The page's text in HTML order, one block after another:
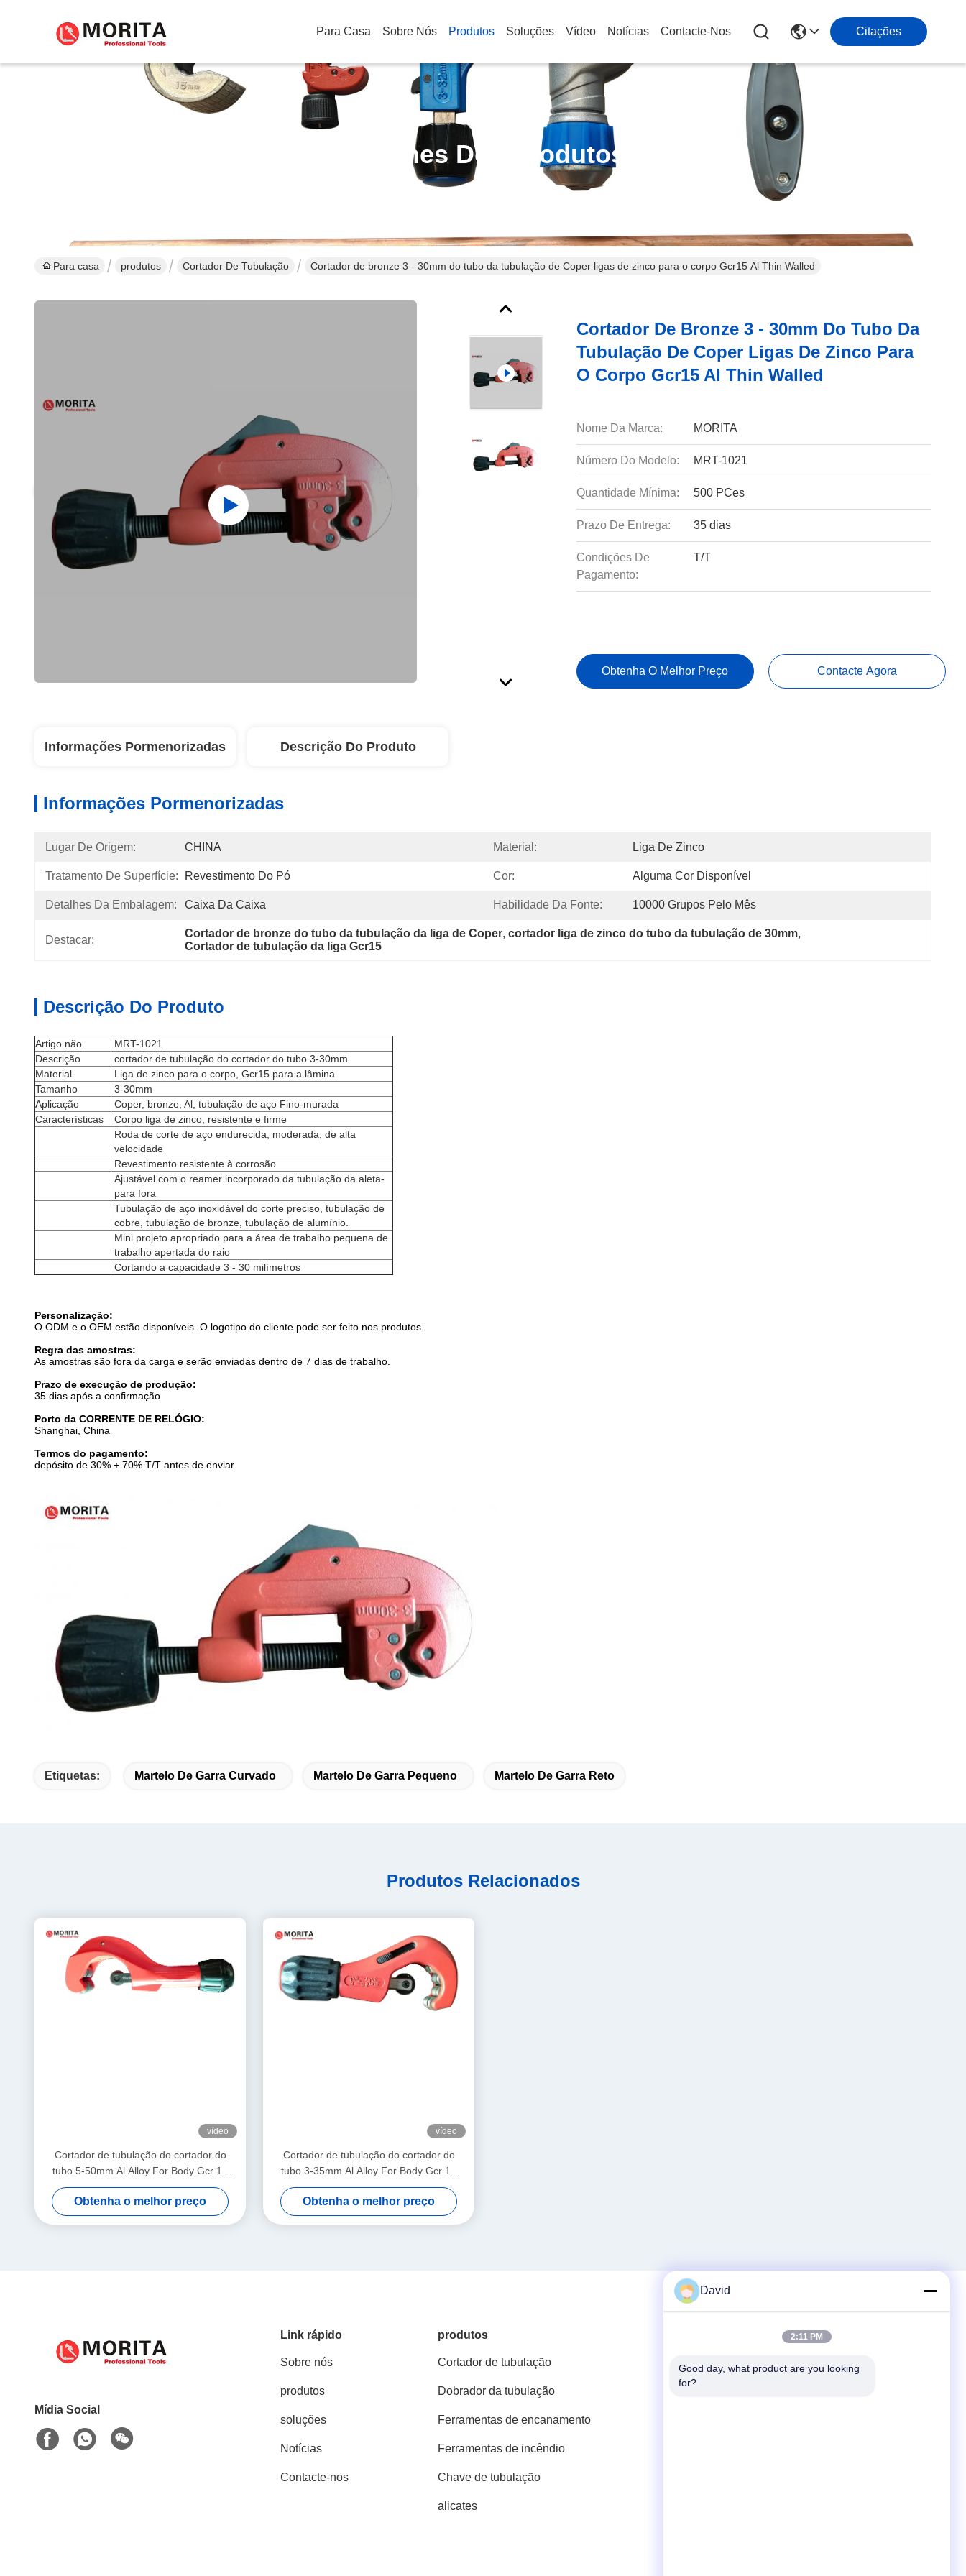
Para Casa Sobre Nós Produtos Soluções Vídeo Notícias Contacte-Nos Citações
Detalhes Dos Produtos
Para casa produtos Cortador De Tubulação Cortador de bronze 3 - 30mm do tubo da tubulação de Coper ligas de zinco para o corpo Gcr15 Al Thin Walled
Cortador De Bronze 3 - 30mm Do Tubo Da
Tubulação De Coper Ligas De Zinco Para
O Corpo Gcr15 Al Thin Walled
Nome Da Marca: MORITA
Número Do Modelo: MRT-1021
Quantidade Mínima: 500 PCes
Prazo De Entrega: 35 dias
Condições De
Pagamento:
T/T
Obtenha O Melhor Preço Contacte Agora
Informações Pormenorizadas Descrição Do Produto
Informações Pormenorizadas
Lugar De Origem: CHINA Material: Liga De Zinco
Tratamento De Superfície: Revestimento Do Pó Cor: Alguma Cor Disponível
Detalhes Da Embalagem: Caixa Da Caixa Habilidade Da Fonte: 10000 Grupos Pelo Mês
Destacar:
Cortador de bronze do tubo da tubulação da liga de Coper, cortador liga de zinco do tubo da tubulação de 30mm,
Cortador de tubulação da liga Gcr15
Descrição Do Produto
Artigo não.
MRT-1021
Descrição
cortador de tubulação do cortador do tubo 3-30mm
Material
Liga de zinco para o corpo, Gcr15 para a lâmina
Tamanho
3-30mm
Aplicação
Coper, bronze, Al, tubulação de aço Fino-murada
Características
Corpo liga de zinco, resistente e firme
Roda de corte de aço endurecida, moderada, de alta
velocidade
Revestimento resistente à corrosão
Ajustável com o reamer incorporado da tubulação da aleta-
para fora
Tubulação de aço inoxidável do corte preciso, tubulação de
cobre, tubulação de bronze, tubulação de alumínio.
Mini projeto apropriado para a área de trabalho pequena de
trabalho apertada do raio
Cortando a capacidade 3 - 30 milímetros
Personalização:
O ODM e o OEM estão disponíveis. O logotipo do cliente pode ser feito nos produtos.
Regra das amostras:
As amostras são fora da carga e serão enviadas dentro de 7 dias de trabalho.
Prazo de execução de produção:
35 dias após a confirmação
Porto da CORRENTE DE RELÓGIO:
Shanghai, China
Termos do pagamento:
depósito de 30% + 70% T/T antes de enviar.
Etiquetas: Martelo De Garra Curvado Martelo De Garra Pequeno Martelo De Garra Reto
Produtos Relacionados
vídeo
Cortador de tubulação do cortador do
tubo 5-50mm Al Alloy For Body Gcr 15
para a lâmina Coper Al Thin-Walled Steel
Pipe de bronze
Obtenha o melhor preço
vídeo
Cortador de tubulação do cortador do
tubo 3-35mm Al Alloy For Body Gcr 15
para a roda de reposição de Deburrer da
lâmina para Coper fino - tubulação de aço
murada
Obtenha o melhor preço
Mídia Social
Link rápido
Sobre nós
produtos
soluções
Notícias
Contacte-nos
produtos
Cortador de tubulação
Dobrador da tubulação
Ferramentas de encanamento
Ferramentas de incêndio
Chave de tubulação
alicates
Contato Rápido
telefone
David
2:11 PM
Good day, what product are you looking
for?